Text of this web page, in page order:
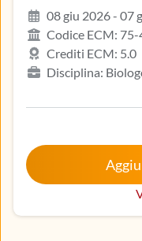
08 giu 2026 - 07
Codice ECM:
Crediti ECM: 5.0
Disciplina:
ostetricia,
Iscritto nell’elenco
Malattie
interna, Oncologia,
libera scelta),